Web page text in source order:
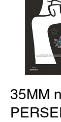
35MM